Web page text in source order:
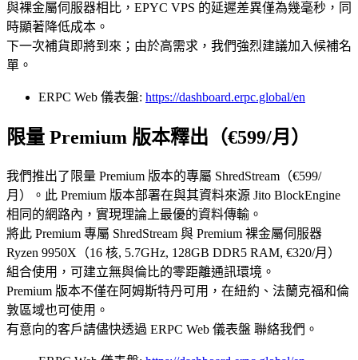
與裸金屬伺服器相比，EPYC VPS 的延遲差異僅為幾毫秒，同
時顯著降低成本。
下一次補貨即將到來；由於高需求，我們強烈建議加入候補名
單。
ERPC Web 儀表盤: https://dashboard.erpc.global/en
限量 Premium 版本釋出（€599/月）
我們推出了限量 Premium 版本的專屬 ShredStream（€599/
月）。此 Premium 版本部署在與其資料來源 Jito BlockEngine
相同的網路內，實現理論上最優的資料傳輸。
將此 Premium 專屬 ShredStream 與 Premium 裸金屬伺服器
Ryzen 9950X（16 核, 5.7GHz, 128GB DDR5 RAM, €320/月）
組合使用，可建立無與倫比的零距離通訊環境。
Premium 版本不僅在阿姆斯特丹可用，在紐約、法蘭克福和倫
敦區域也可使用。
有意向的客戶請儘快透過 ERPC Web 儀表盤 聯絡我們。